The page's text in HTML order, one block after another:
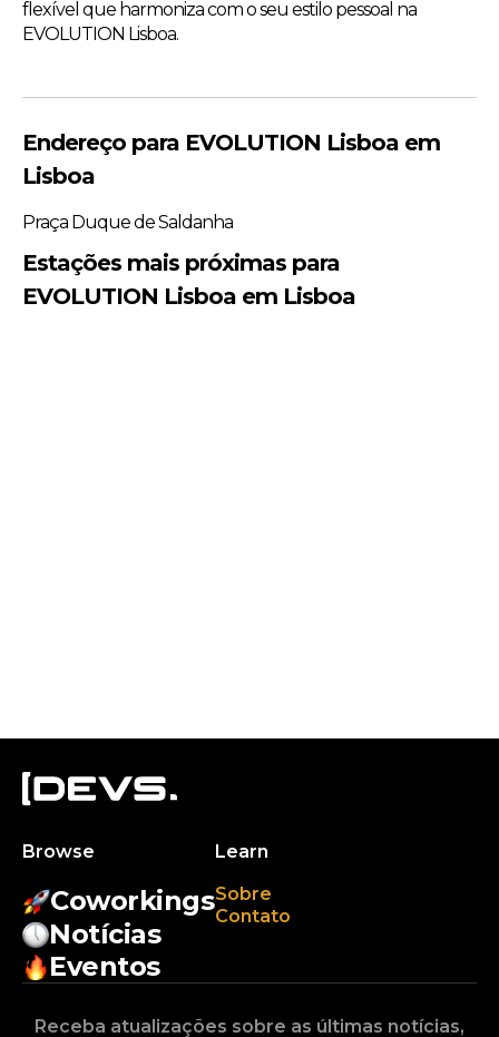
flexível que harmoniza com o seu estilo pessoal na
EVOLUTION Lisboa.
Endereço para EVOLUTION Lisboa em
Lisboa
Praça Duque de Saldanha
Estações mais próximas para
EVOLUTION Lisboa em Lisboa
Browse
Coworkings
Notícias
Eventos
Learn
Sobre
Contato
Receba atualizações sobre as últimas notícias,